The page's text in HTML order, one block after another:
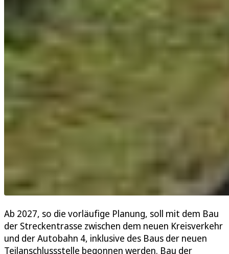
Ab 2027, so die vorläufige Planung, soll mit dem Bau
der Streckentrasse zwischen dem neuen Kreisverkehr
und der Autobahn 4, inklusive des Baus der neuen
Teilanschlussstelle begonnen werden. Bau der